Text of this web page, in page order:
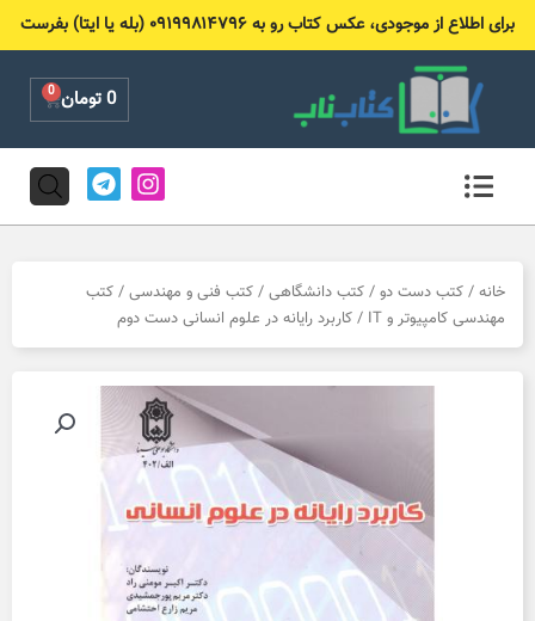
برای اطلاع از موجودی، عکس کتاب رو به ۰۹۱۹۹۸۱۴۷۹۶ (بله یا ایتا) بفرست
0تومان 0
Cart
I
n
s
g
r
a
T
e
l
r
m
خانه / کتب دست دو / کتب دانشگاهی / کتب فنی و مهندسی / کتب
مهندسی کامپیوتر و IT
/ کاربرد رایانه در علوم انسانی دست دوم